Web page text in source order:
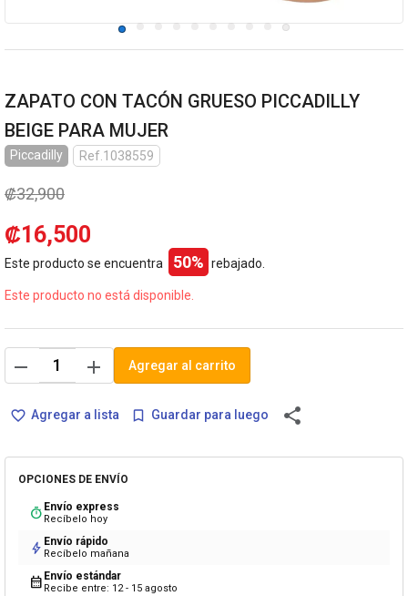
ZAPATO CON TACÓN GRUESO PICCADILLY
BEIGE PARA MUJER
Piccadilly Ref.1038559
₡32,900
₡16,500
Este producto se encuentra 50% rebajado.
Este producto no está disponible.
remove add Agregar al carrito
favorite_border Agregar a lista bookmark_border Guardar para luego share
OPCIONES DE ENVÍO
timer Envío express
Recíbelo hoy
bolt Envío rápido
Recíbelo mañana
calendar_month Envío estándar
Recibe entre: 12 - 15 agosto